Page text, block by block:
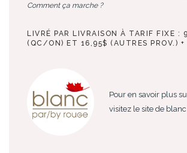
Comment ça marche ?
LIVRÉ PAR LIVRAISON À TARIF FIXE :
(QC/ON) ET 16,95$ (AUTRES PROV.) +
Pour en savoir plus
visitez le site de